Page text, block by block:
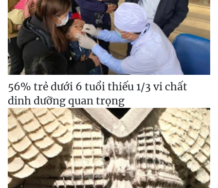
56% trẻ dưới 6 tuổi thiếu 1/3 vi chất
dinh dưỡng quan trọng